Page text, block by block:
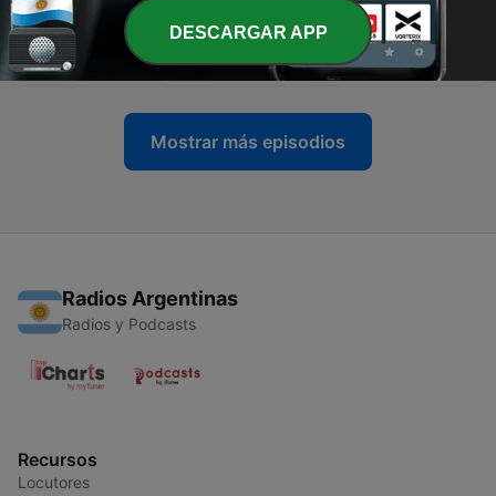
36 - Capítulo 15
18 ene. 2025
Mostrar más episodios
Radios Argentinas
Radios y Podcasts
Recursos
Locutores
DESCARGAR APP